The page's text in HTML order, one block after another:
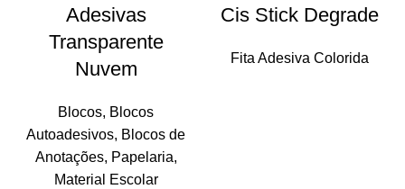
Adesivas
Transparente
Nuvem
Blocos, Blocos
Autoadesivos, Blocos de
Anotações, Papelaria,
Material Escolar
Cis Stick Degrade
Fita Adesiva Colorida